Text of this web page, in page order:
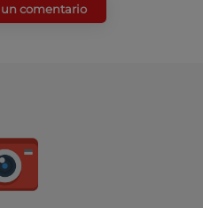
comentario